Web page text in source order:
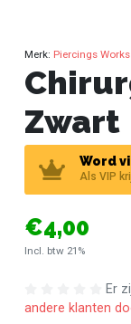
Merk: Piercings Works
Zwart
Word
Als VIP
€4,00
Incl. btw 21%
Er
andere klanten